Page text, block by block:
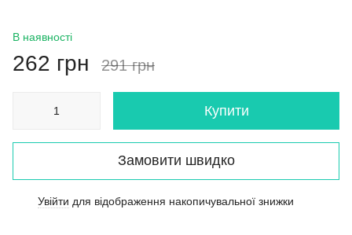
В наявності
262 грн 291 грн
Купити
Замовити швидко
Увійти для відображення накопичувальної знижки